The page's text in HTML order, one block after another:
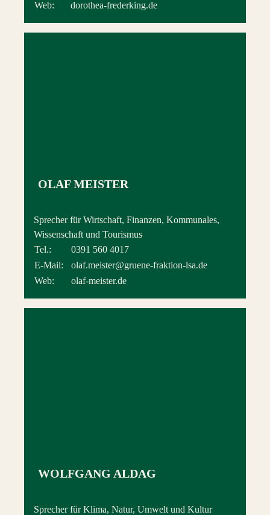
Web:
dorothea-frederking.de
OLAF MEISTER
Sprecher für Wirtschaft, Finanzen, Kommunales,
Wissenschaft und Tourismus
Tel.:
0391 560 4017
E-Mail:
olaf.meister@gruene-fraktion-lsa.de
Web:
olaf-meister.de
WOLFGANG ALDAG
Sprecher für Klima, Natur, Umwelt und Kultur